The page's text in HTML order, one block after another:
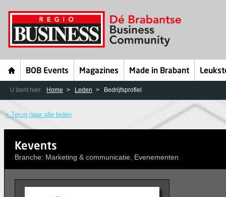
BOB Events Magazines Made in Brabant
U bent hier: Home Leden Bedrijfsprofiel
< Terug naar alle leden
Kevents
Branche: Marketing & communicatie, Evenementen